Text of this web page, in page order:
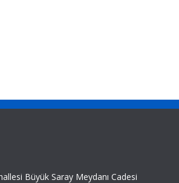
Büyük Saray Meydanı Cadesi